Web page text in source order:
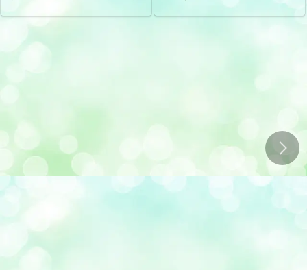
トざわつき イベントでの写